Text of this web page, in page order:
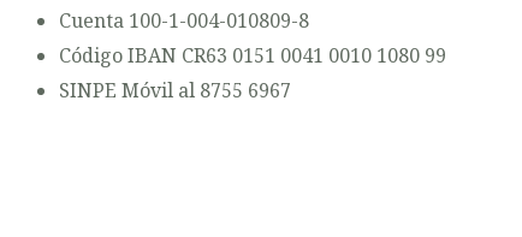
Cuenta 100-1-004-010809-8
Código IBAN CR63 0151 0041 0010 1080 99
SINPE Móvil al 8755 6967